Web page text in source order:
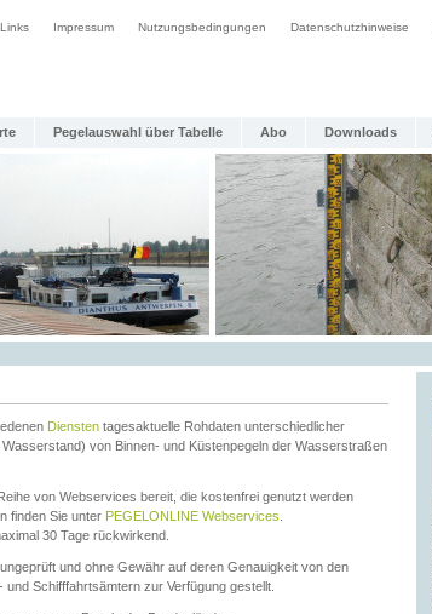
Links Impressum Nutzungsbedingungen Datenschutzhinweise
Pegelauswahl über Tabelle Abo Downloads
Diensten tagesaktuelle Rohdaten unterschiedlicher
von Binnen- und Küstenpegeln der Wasserstraßen
von Webservices bereit, die kostenfrei genutzt werden
finden Sie unter PEGELONLINE Webservices
30 Tage rückwirkend.
und ohne Gewähr auf deren Genauigkeit von den
Schifffahrtsämtern zur Verfügung gestellt.